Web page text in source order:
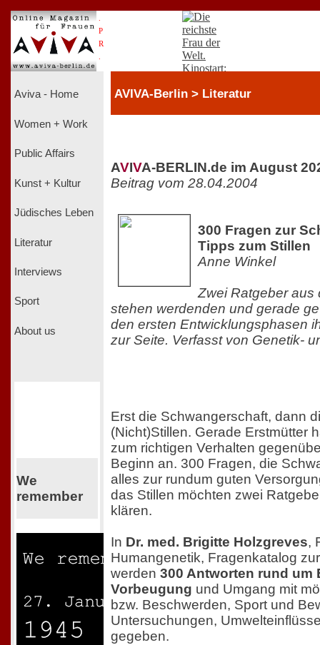
P
R
Aviva - Home
Women + Work
Public Affairs
Kunst + Kultur
Jüdisches Leben
Literatur
Interviews
Sport
About us
We
remember
AVIVA-Berlin > Literatur
AVIVA-BERLIN.de im August
Beitrag vom 28.04.2004
300 Fragen zur
Tipps zum Stillen
Anne Winkel
Zwei Ratgeber aus
stehen werdenden und gerade
den ersten Entwicklungsphasen
zur Seite. Verfasst von Genetik-
Erst die Schwangerschaft, dann
(Nicht)Stillen. Gerade Erstmütter
zum richtigen Verhalten
Beginn an. 300 Fragen, die
alles zur rundum guten
das Stillen möchten zwei
klären.
In Dr. med. Brigitte Holzgreves,
Humangenetik, Fragenkatalog
werden 300 Antworten rund um
Vorbeugung und Umgang mit
bzw. Beschwerden, Sport und
Untersuchungen,
gegeben.